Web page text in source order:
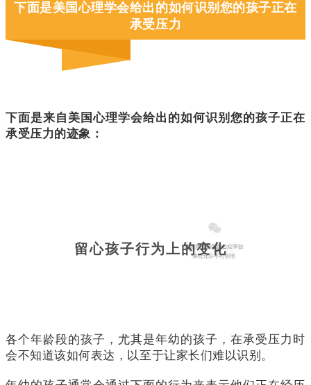
下面是美国心理学会给出的如何识别您的孩子正在
承受压力
下面是来自美国心理学会给出的如何识别您的孩子正在
承受压力的迹象：
留心孩子行为上的变化
各个年龄段的孩子，尤其是年幼的孩子，在承受压力时
会不知道该如何表达，以至于让家长们难以识别。